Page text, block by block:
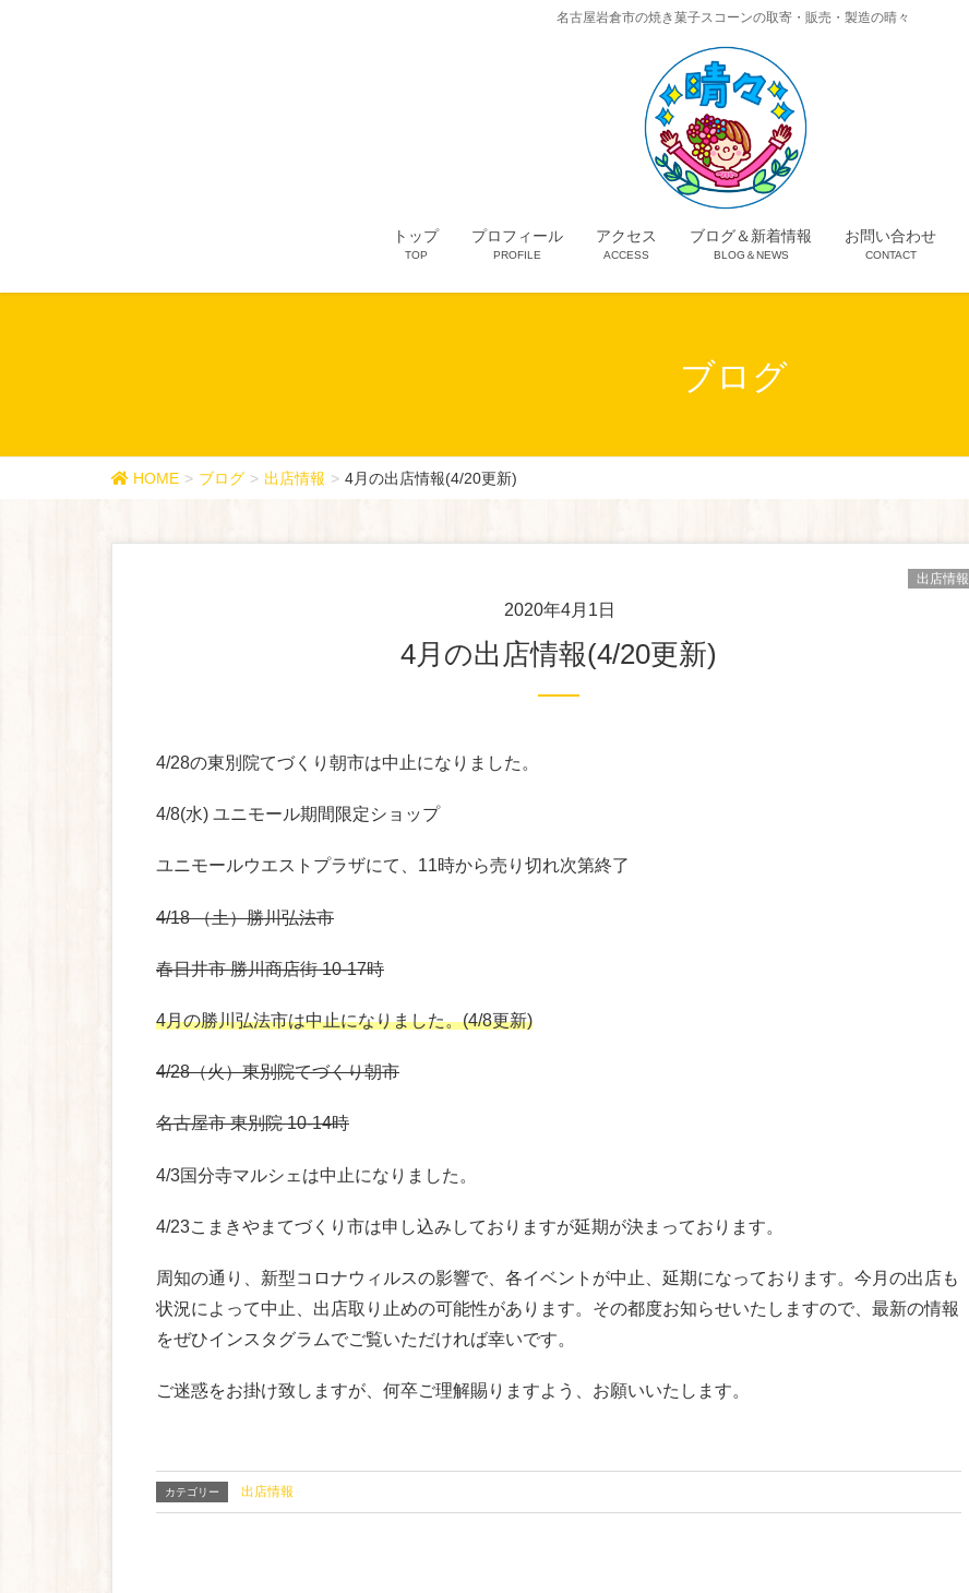
名古屋岩倉市の焼き菓子スコーンの取寄・販売・製造の晴々
トップ
TOP
プロフィール
PROFILE
アクセス
ACCESS
ブログ＆新着情報
BLOG＆NEWS
お問い合わせ
CONTACT
ブログ
HOME ブログ 出店情報 4月の出店情報(4/20更新)
2020年4月1日
出店情報
4月の出店情報(4/20更新)
4/28の東別院てづくり朝市は中止になりました。
4/8(水) ユニモール期間限定ショップ
ユニモールウエストプラザにて、11時から売り切れ次第終了
4/18 （土）勝川弘法市
春日井市 勝川商店街 10-17時
4月の勝川弘法市は中止になりました。(4/8更新)
4/28（火）東別院てづくり朝市
名古屋市 東別院 10-14時
4/3国分寺マルシェは中止になりました。
4/23こまきやまてづくり市は申し込みしておりますが延期が決まっております。
周知の通り、新型コロナウィルスの影響で、各イベントが中止、延期になっております。今月の出店も
状況によって中止、出店取り止めの可能性があります。その都度お知らせいたしますので、最新の情報
をぜひインスタグラムでご覧いただければ幸いです。
ご迷惑をお掛け致しますが、何卒ご理解賜りますよう、お願いいたします。
カテゴリー 出店情報